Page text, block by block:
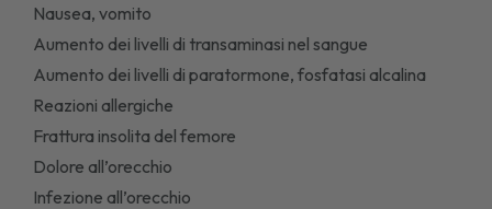
Nausea, vomito
Aumento dei livelli di transaminasi nel sangue
Aumento dei livelli di paratormone, fosfatasi alcalina
Reazioni allergiche
Frattura insolita del femore
Dolore all’orecchio
Infezione all’orecchio